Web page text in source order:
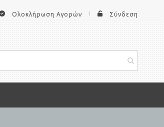
Ολοκλήρωση Αγορών Σύνδεση